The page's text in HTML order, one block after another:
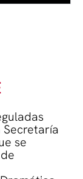
Secretaría
se